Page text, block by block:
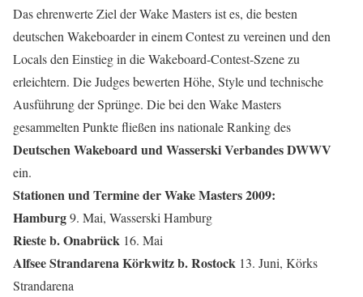
Das ehrenwerte Ziel der Wake Masters ist es, die besten
deutschen Wakeboarder in einem Contest zu vereinen und den
Locals den Einstieg in die Wakeboard-Contest-Szene zu
erleichtern. Die Judges bewerten Höhe, Style und technische
Ausführung der Sprünge. Die bei den Wake Masters
gesammelten Punkte fließen ins nationale Ranking des
Deutschen Wakeboard und Wasserski Verbandes DWWV
ein.
Stationen und Termine der Wake Masters 2009:
Hamburg9. Mai, Wasserski Hamburg
Rieste b. Onabrück 16. Mai
Alfsee Strandarena Körkwitz b. Rostock 13. Juni, Körks
Strandarena